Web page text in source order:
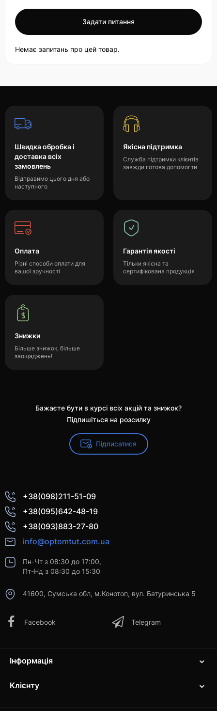
Задати питання
Немає запитань про цей товар.
Швидка обробка і
доставка всіх
замовлень
Відправимо цього дня або
наступного
Якісна підтримка
Служба підтримки клієнтів
завжди готова допомогти
Оплата
Різні способи оплати для
вашої зручності
Гарантія якості
Тільки якісна та
сертифікована продукція
Знижки
Більше знижок, більше
заощаджень!
Бажаєте бути в курсі всіх акцій та знижок?
Підпишіться на розсилку
Підписатися
+38(098)211-51-09
+38(095)642-48-19
+38(093)883-27-80
info@optomtut.com.ua
Пн-Чт з 08:30 до 17:00,
Пт-Нд з 08:30 до 15:30
41600, Сумська обл, м.Конотоп, вул. Батуринська 5
Facebook Telegram
Інформація
Клієнту